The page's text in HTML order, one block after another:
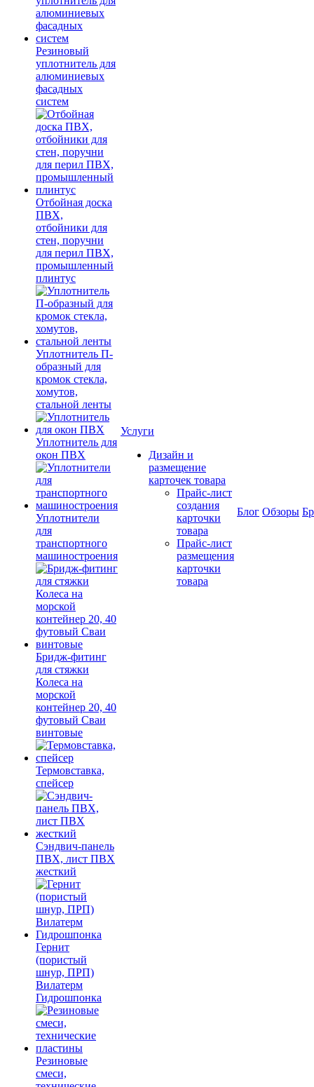
Резиновый
уплотнитель для
алюминиевых
фасадных
систем
Отбойная доска
ПВХ,
отбойники для
стен, поручни
для перил ПВХ,
промышленный
плинтус
Уплотнитель П-
образный для
кромок стекла,
хомутов,
стальной ленты
Уплотнитель для
окон ПВХ
Уплотнители
для
транспортного
машиностроения
Бридж-фитинг
для стяжки
Колеса на
морской
контейнер 20, 40
футовый Сваи
винтовые
Термовставка,
спейсер
Сэндвич-панель
ПВХ, лист ПВХ
жесткий
Гернит
(пористый
шнур, ПРП)
Вилатерм
Гидрошпонка
Резиновые
смеси,
Услуги
Дизайн и
размещение
карточек товара
Прайс-лист
создания
карточки
товара
Прайс-лист
размещения
карточки
товара
Блог Обзоры